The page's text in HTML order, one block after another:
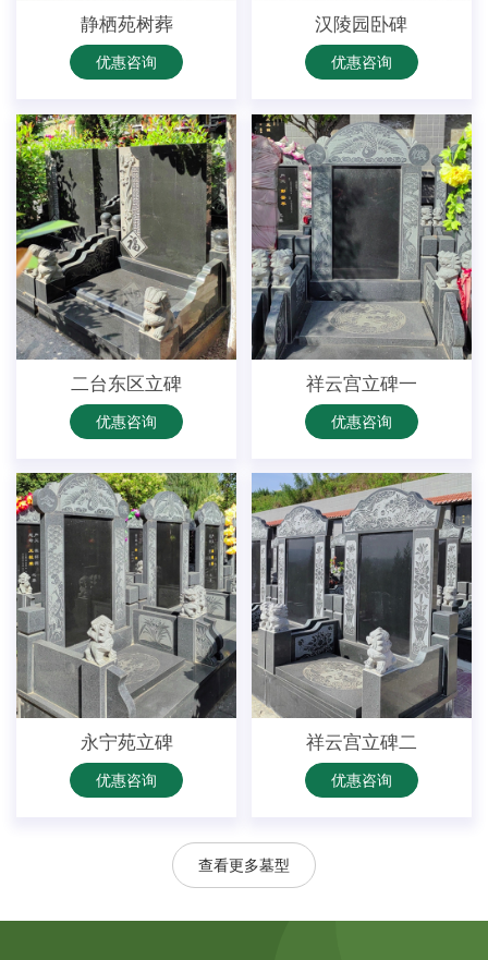
静栖苑树葬
优惠咨询
汉陵园卧碑
优惠咨询
二台东区立碑
优惠咨询
祥云宫立碑一
优惠咨询
永宁苑立碑
优惠咨询
祥云宫立碑二
优惠咨询
查看更多墓型